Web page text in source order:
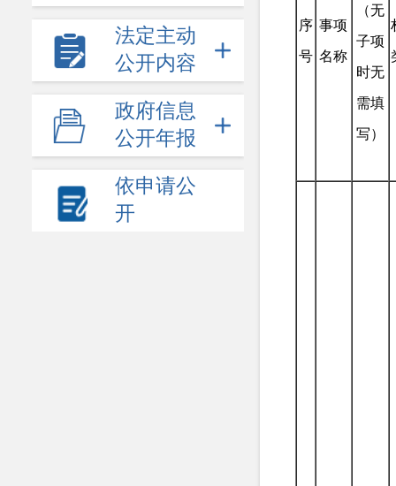
法定主动
公开内容
政府信息
公开年报
依申请公
开
序
号
事项
名称
（无
子项
时无
需填
写）